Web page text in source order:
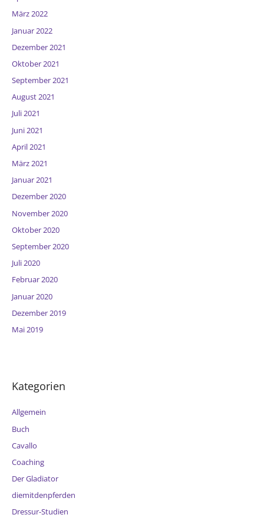
März 2022
Januar 2022
Dezember 2021
Oktober 2021
September 2021
August 2021
Juli 2021
Juni 2021
April 2021
März 2021
Januar 2021
Dezember 2020
November 2020
Oktober 2020
September 2020
Juli 2020
Februar 2020
Januar 2020
Dezember 2019
Mai 2019
Kategorien
Allgemein
Buch
Cavallo
Coaching
Der Gladiator
diemitdenpferden
Dressur-Studien